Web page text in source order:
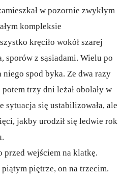
w pozornie zwykłym
kompleksie
kręciło wokół szarej
sporów z sąsiadami. Wielu po
spod byka. Ze dwa razy
trzy dni leżał obolały w
sytuacja się ustabilizowała, ale
jakby urodził się ledwie rok
przed wejściem na klatkę.
piętrze, on na trzecim.